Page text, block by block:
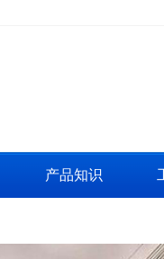
产品知识